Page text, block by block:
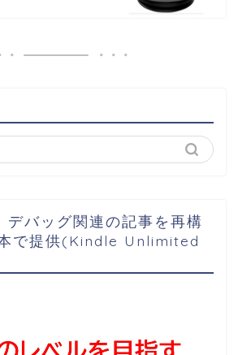
バッグ関連の記事を再構
で提供(Kindle Unlimited